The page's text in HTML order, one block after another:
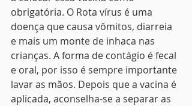
obrigatória. O Rota vírus é uma
doença que causa vômitos, diarreia
e mais um monte de inhaca nas
crianças. A forma de contágio é fecal
e oral, por isso é sempre importante
lavar as mãos. Depois que a vacina é
aplicada, aconselha-se a separar as